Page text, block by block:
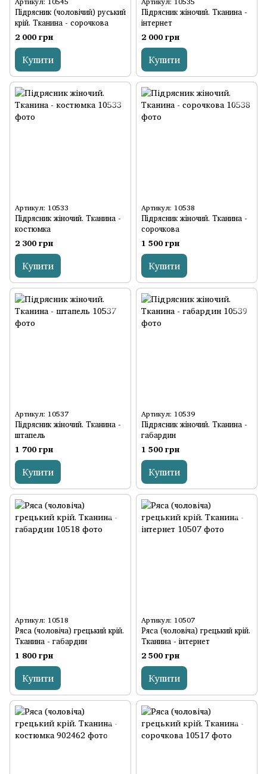
Підрясник (чоловічий) руський
крій. Тканина - сорочкова
2 000 грн
Купити
Підрясник жіночий. Тканина -
інтернет
2 000 грн
Купити
Артикул: 10533
Підрясник жіночий. Тканина -
костюмка
2 300 грн
Купити
Артикул: 10538
Підрясник жіночий. Тканина -
сорочкова
1 500 грн
Купити
Артикул: 10537
Підрясник жіночий. Тканина -
штапель
1 700 грн
Купити
Артикул: 10539
Підрясник жіночий. Тканина -
габардин
1 500 грн
Купити
Артикул: 10518
Ряса (чоловіча) грецький крій.
Тканина - габардин
1 800 грн
Купити
Артикул: 10507
Ряса (чоловіча) грецький крій.
Тканина - інтернет
2 500 грн
Купити